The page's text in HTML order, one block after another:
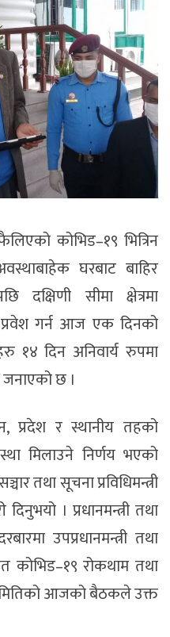
कोभिड–१९ भित्रिन
घरबाट बाहिर
सीमा क्षेत्रमा
गर्न आज एक दिनको
१४ दिन अनिवार्य रुपमा
जनाएको छ ।
प्रदेश र स्थानीय तहको
मिलाउने निर्णय भएको
तथा सूचना प्रविधिमन्त्री
। प्रधानमन्त्री तथा
उपप्रधानमन्त्री तथा
कोभिड–१९ रोकथाम तथा
आजको बैठकले उक्त